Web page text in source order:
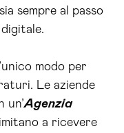
sempre al passo
modo per
Le aziende
un’Agenzia
a ricevere